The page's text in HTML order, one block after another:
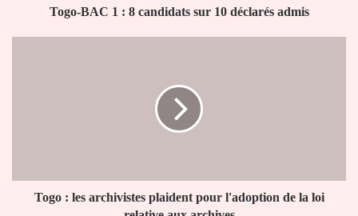
Togo-BAC 1 : 8 candidats sur 10 déclarés admis
la
Togo : les archivistes plaident pour l'adoption de la loi